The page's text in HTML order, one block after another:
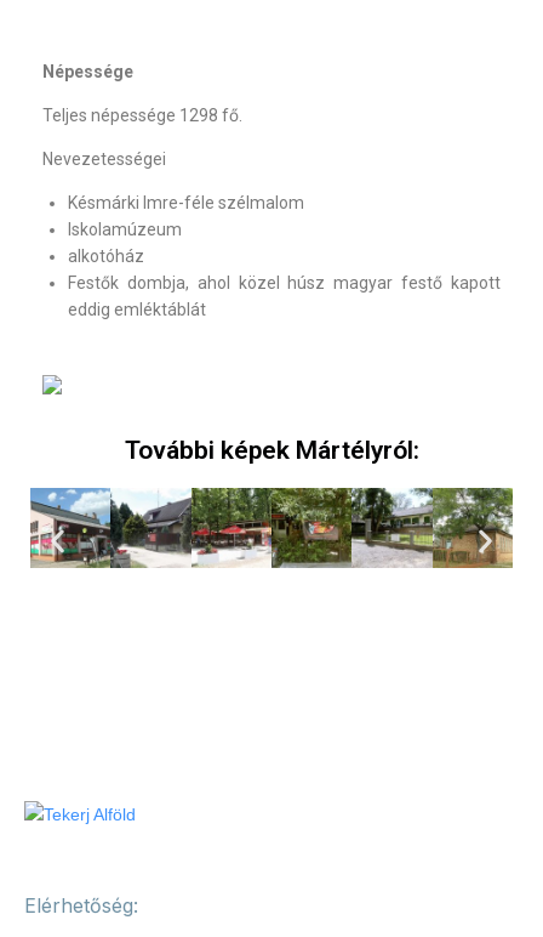
Népessége
Teljes népessége 1298 fő.
Nevezetességei
Késmárki Imre-féle szélmalom
Iskolamúzeum
alkotóház
Festők dombja, ahol közel húsz magyar festő kapott
eddig emléktáblát
További képek Mártélyról:
Elérhetőség: